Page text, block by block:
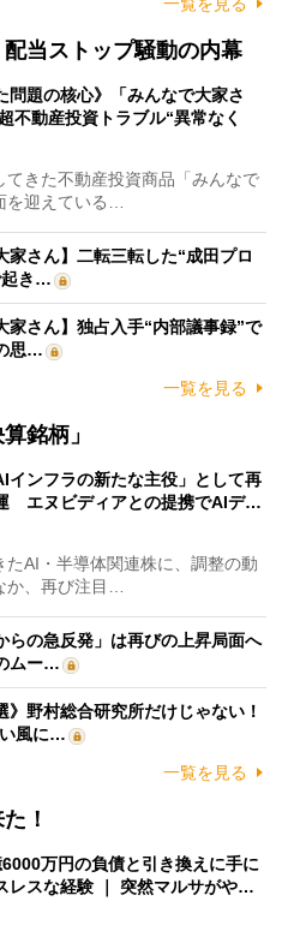
一覧を見る
配当ストップ騒動の内幕
問題の核心》「みんなで大家さ
不動産投資トラブル“異常なく
きた不動産投資商品「みんなで
を迎えている…
家さん】二転三転した“成田プロ
起き…
家さん】独占入手“内部議事録”で
思…
一覧を見る
銘柄」
インフラの新たな主役」として再
エヌビディアとの提携でAIデ…
AI・半導体関連株に、調整の動
か、再び注目…
らの急反発」は再びの上昇局面へ
ムー…
》野村総合研究所だけじゃない！
い風に…
一覧を見る
！
6000万円の負債と引き換えに手に
レスな経験 ｜ 突然マルサがや…